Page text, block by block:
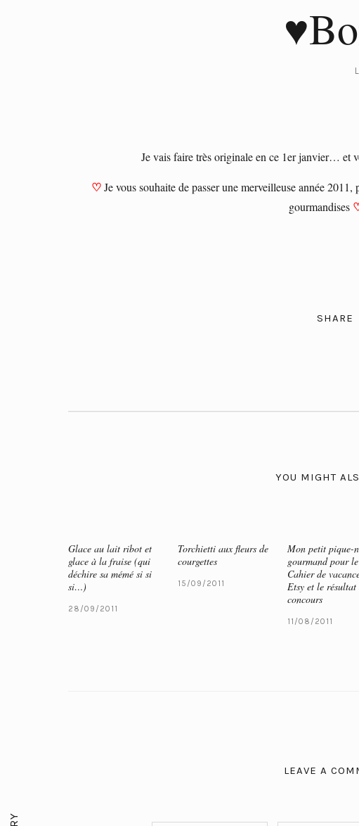
Je vais faire très originale en ce 1er janvier… et
♡Je vous souhaite de passer une merveilleuse année
gourmandises
SHARE
YOU MIGHT
Glace au lait ribot et
glace à la fraise (qui
déchire sa mémé si si
si…)
28/09/2011
Torchietti aux fleurs de
courgettes
15/09/2011
Mon petit pique-
gourmand pour le
Cahier de
Etsy et le résultat
concours
11/08/2011
LEAVE A